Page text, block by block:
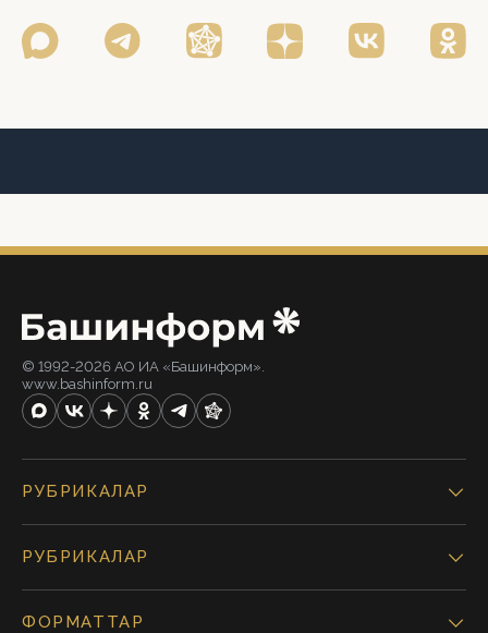
© 1992-2026 АО ИА «Башинформ».
www.bashinform.ru
РУБРИКАЛАР
РУБРИКАЛАР
ФОРМАТТАР